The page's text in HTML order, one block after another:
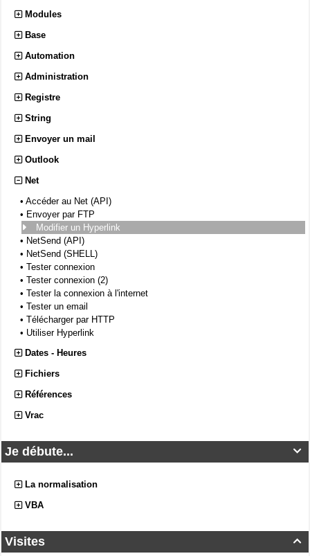
Modules
Base
Automation
Administration
Registre
String
Envoyer un mail
Outlook
Net
• Accéder au Net (API)
• Envoyer par FTP
Modifier un Hyperlink
• NetSend (API)
• NetSend (SHELL)
• Tester connexion
• Tester connexion (2)
• Tester la connexion à l'internet
• Tester un email
• Télécharger par HTTP
• Utiliser Hyperlink
Dates - Heures
Fichiers
Références
Vrac

Je débute...
La normalisation
VBA

Visites